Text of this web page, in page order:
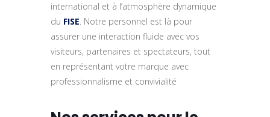
international et à l’atmosphère dynamique
du FISE. Notre personnel est là pour
assurer une interaction fluide avec vos
visiteurs, partenaires et spectateurs, tout
en représentant votre marque avec
professionnalisme et convivialité